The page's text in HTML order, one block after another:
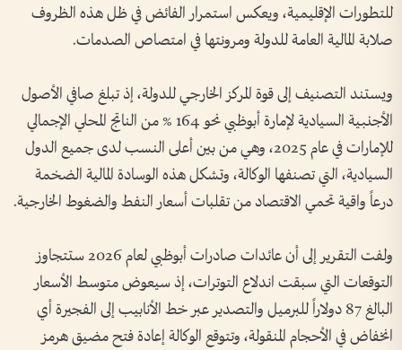
للتطورات الإقليمية، ويعكس استمرار الفائض في ظل هذه الظروف
صلابة المالية العامة للدولة ومرونتها في امتصاص الصدمات.
ويستند التصنيف إلى قوة المركز الخارجي للدولة، إذ تبلغ صافي الأصول
الأجنبية السيادية لإمارة أبوظبي نحو 164 % من الناتج المحلي الإجمالي
للإمارات في عام 2025، وهي من بين أعلى النسب لدى جميع الدول
السيادية، التي تصنفها الوكالة، وتشكل هذه الوسادة المالية الضخمة
درعاً واقية تحمي الاقتصاد من تقلبات أسعار النفط والضغوط الخارجية.
ولفت التقرير إلى أن عائدات صادرات أبوظبي لعام 2026 ستتجاوز
التوقعات التي سبقت اندلاع التوترات، إذ سيعوض متوسط الأسعار
البالغ 87 دولاراً للبرميل والتصدير عبر خط الأنابيب إلى الفجيرة أي
انخفاض في الأحجام المنقولة، وتتوقع الوكالة إعادة فتح مضيق هرمز